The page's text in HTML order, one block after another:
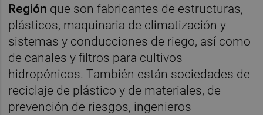
Región que son fabricantes de estructuras,
plásticos, maquinaria de climatización y
sistemas y conducciones de riego, así como
de canales y filtros para cultivos
hidropónicos. También están sociedades de
reciclaje de plástico y de materiales, de
prevención de riesgos, ingenieros